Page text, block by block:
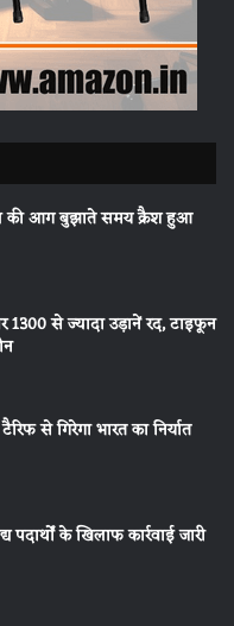
की आग बुझाते समय क्रैश हुआ
1300 से ज्यादा उड़ानें रद, टाइफून
से गिरेगा भारत का निर्यात
पदार्थों के खिलाफ कार्रवाई जारी